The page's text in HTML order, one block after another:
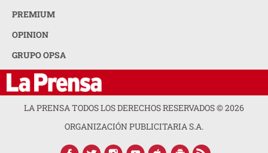
PREMIUM
OPINION
GRUPO OPSA
LA PRENSA TODOS LOS DERECHOS RESERVADOS ©2026
ORGANIZACIÓN PUBLICITARIA S.A.